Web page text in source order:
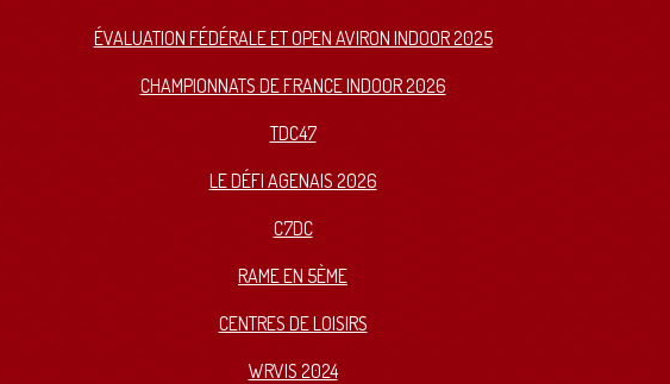
ÉVALUATION FÉDÉRALE ET OPEN AVIRON INDOOR 2025
CHAMPIONNATS DE FRANCE INDOOR 2026
TDC47
LE DÉFI AGENAIS 2026
C7DC
RAME EN 5ÈME
CENTRES DE LOISIRS
WRVIS 2024